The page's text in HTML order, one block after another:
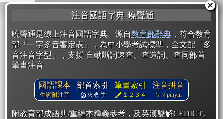
注音國語字典 曉聲通
曉聲通是線上注音國語字典。源自教育部辭典 ，符合教育
部「一字多音審定表」，為中小學考試標準，全文配「多
音注音字型」，支援 自動斷詞速查、查造詞、查同部首
筆畫注音
國語課本
生詞附注音
部首索引
火 手
筆畫索引
１２３４
注音拼音
ㄅㄆpinyin
附教育部成語典/重編本釋義參考，及英漢雙解CEDICT。